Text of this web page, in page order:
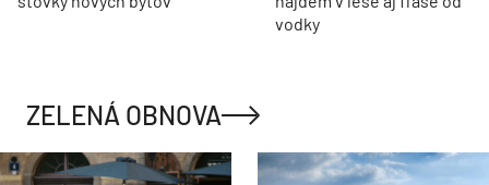
vodky
ZELENÁ OBNOVA